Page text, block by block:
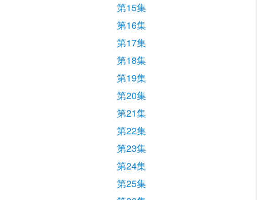
第15集
第16集
第17集
第18集
第19集
第20集
第21集
第22集
第23集
第24集
第25集